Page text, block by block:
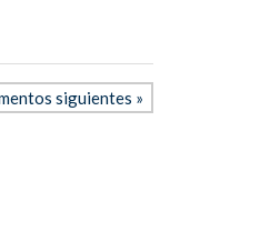
siguientes »